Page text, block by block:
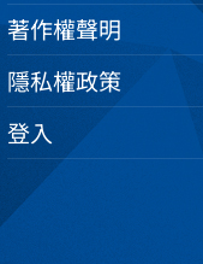
著作權聲明
隱私權政策
登入